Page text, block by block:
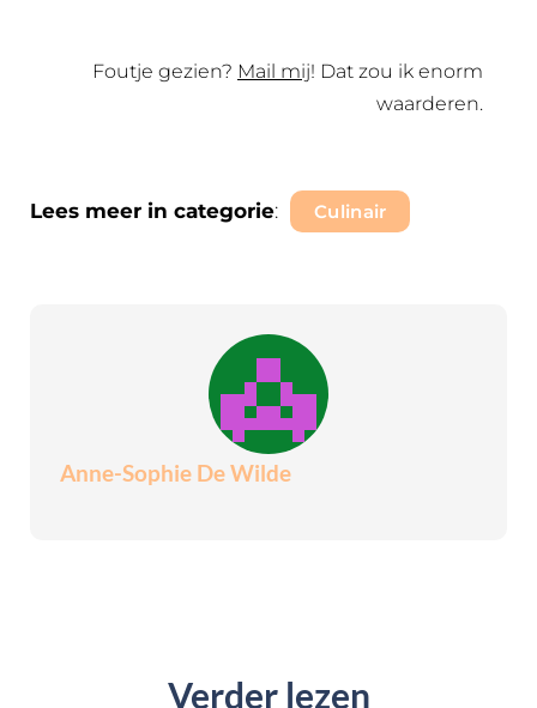
Foutje gezien? Mail mij! Dat zou ik enorm
waarderen.
Lees meer in categorie: Culinair
Anne-Sophie De Wilde
Verder lezen